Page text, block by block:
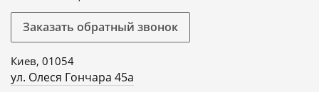
Заказать обратный звонок
Киев, 01054
ул. Олеся Гончара 45а